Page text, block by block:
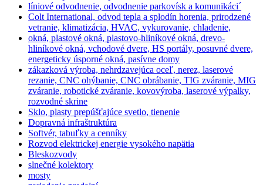
líniové odvodnenie, odvodnenie parkovísk a komunikáci´
Colt International, odvod tepla a splodín horenia, prirodzené
vetranie, klimatizácia, HVAC, vykurovanie, chladenie,
okná, plastové okná, plastovo-hliníkové okná, drevo-
hliníkové okná, vchodové dvere, HS portály, posuvné dvere,
energeticky úsporné okná, pasívne domy
zákazková výroba, nehrdzavejúca oceľ, nerez, laserové
rezanie, CNC ohýbanie, CNC obrábanie, TIG zváranie, MIG
zváranie, robotické zváranie, kovovýroba, laserové výpalky,
rozvodné skrine
Sklo, plasty prepúšťajúce svetlo, tienenie
Dopravná infraštruktúra
Softvér, tabuľky a cenníky
Rozvod elektrickej energie vysokého napätia
Bleskozvody
slnečné kolektory
mosty